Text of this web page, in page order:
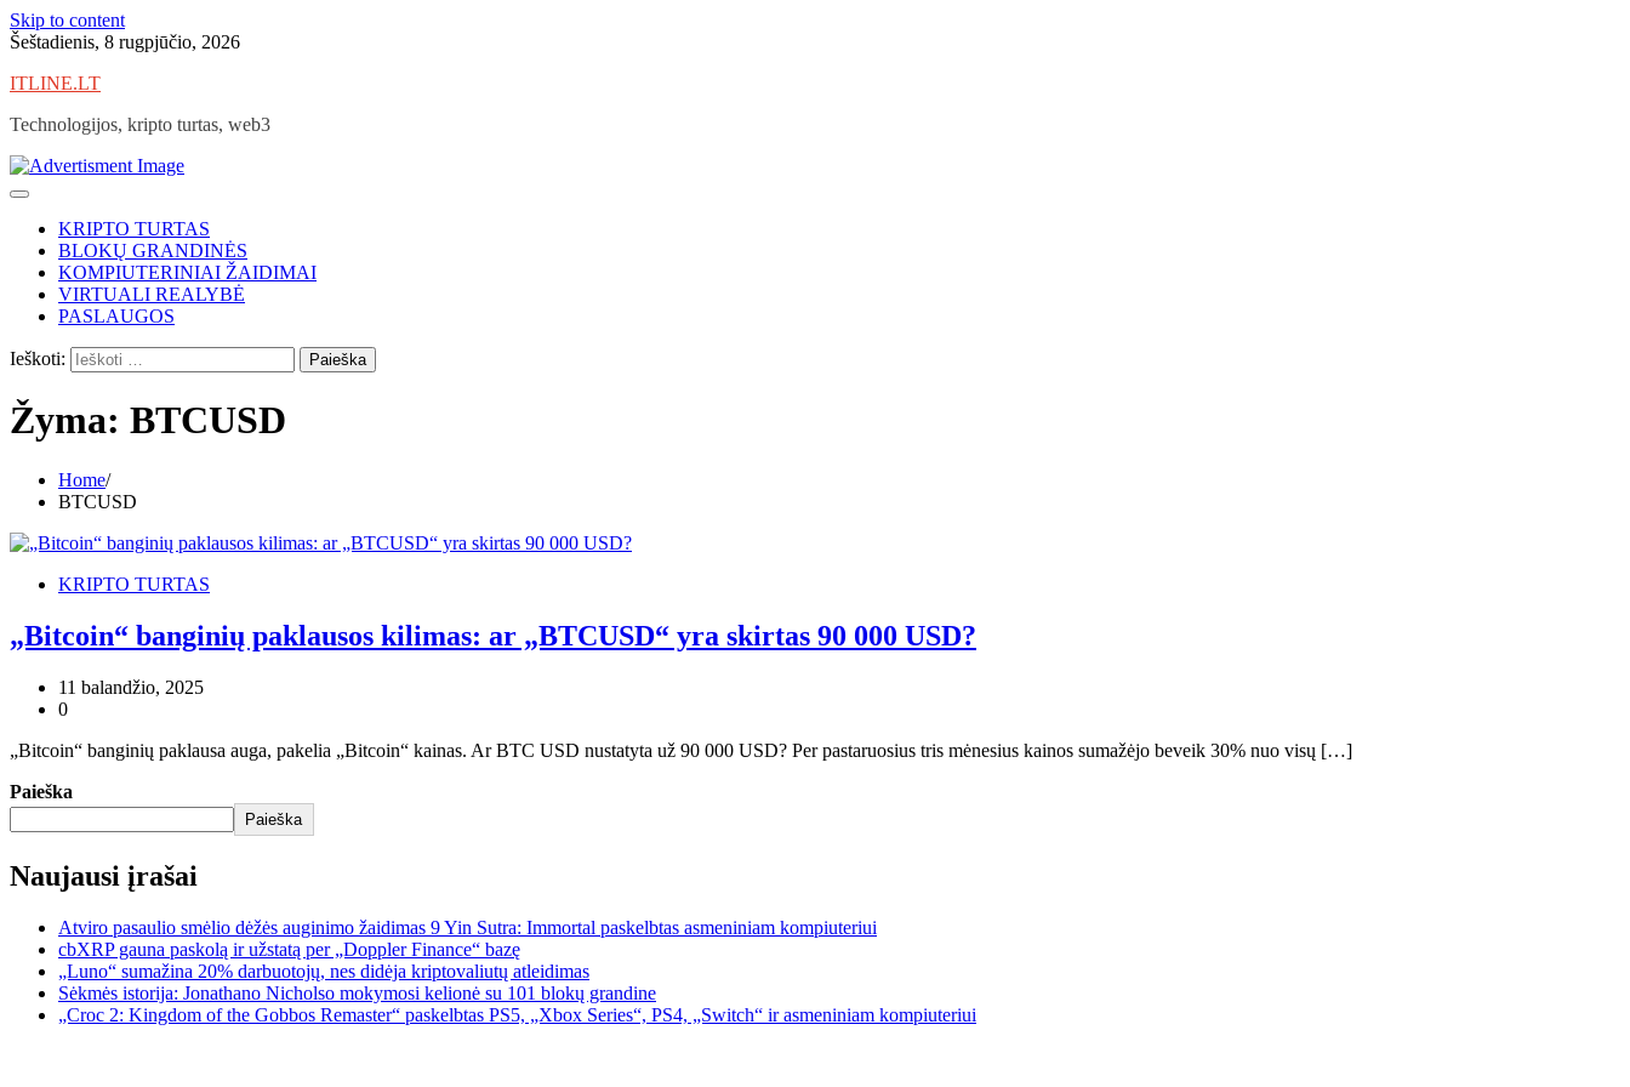
Skip to content
Šeštadienis, 8 rugpjūčio, 2026
ITLINE.LT
Technologijos, kripto turtas, web3
KRIPTO TURTAS
BLOKŲ GRANDINĖS
KOMPIUTERINIAI ŽAIDIMAI
VIRTUALI REALYBĖ
PASLAUGOS
Ieškoti:
Žyma: BTCUSD
Home
BTCUSD
KRIPTO TURTAS
„Bitcoin“ banginių paklausos kilimas: ar „BTCUSD“ yra skirtas 90 000 USD?
11 balandžio, 2025
0
„Bitcoin“ banginių paklausa auga, pakelia „Bitcoin“ kainas. Ar BTC USD nustatyta už 90 000 USD? Per pastaruosius tris mėnesius kainos sumažėjo beveik 30% nuo visų […]
Paieška
Paieška
Naujausi įrašai
Atviro pasaulio smėlio dėžės auginimo žaidimas 9 Yin Sutra: Immortal paskelbtas asmeniniam kompiuteriui
cbXRP gauna paskolą ir užstatą per „Doppler Finance“ bazę
„Luno“ sumažina 20% darbuotojų, nes didėja kriptovaliutų atleidimas
Sėkmės istorija: Jonathano Nicholso mokymosi kelionė su 101 blokų grandine
„Croc 2: Kingdom of the Gobbos Remaster“ paskelbtas PS5, „Xbox Series“, PS4, „Switch“ ir asmeniniam kompiuteriui